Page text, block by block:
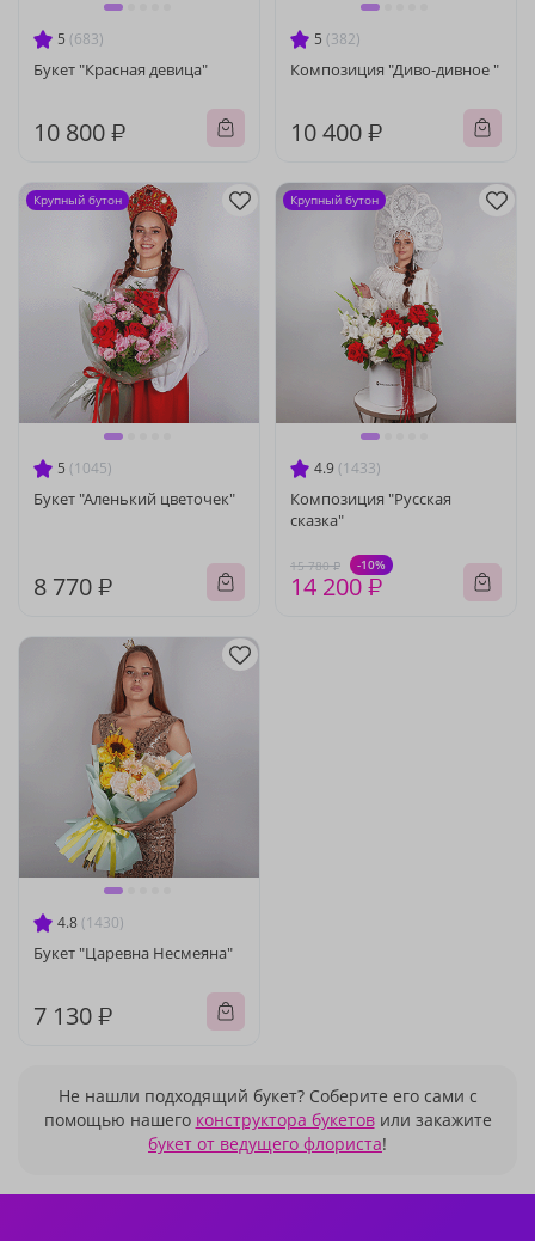
5 (683)
Букет "Красная девица"
10 800 ₽
5 (382)
Композиция "Диво-дивное "
10 400 ₽
5 (1045)
Букет "Аленький цветочек"
8 770 ₽
Крупный бутон
4.9 (1433)
Композиция "Русская
сказка"
15 780 ₽ -10%
14 200 ₽
Крупный бутон
4.8 (1430)
Букет "Царевна Несмеяна"
7 130 ₽
Не нашли подходящий букет? Соберите его сами с
помощью нашего конструктора букетовили закажите
букет от ведущего флориста!